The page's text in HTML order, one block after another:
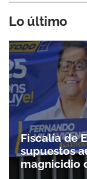
Lo último
Fiscalía de
supuestos
magnicidio